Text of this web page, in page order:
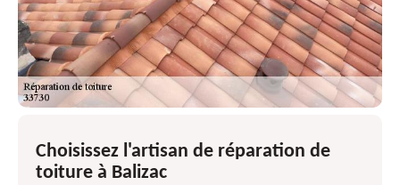
Choisissez l'artisan de réparation de
toiture à Balizac